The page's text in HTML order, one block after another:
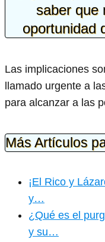
saber que
oportunidad
Las implicaciones
llamado urgente a
para alcanzar a las
Más Artículos
¡El Rico y
y…
¿Qué es el
y su…